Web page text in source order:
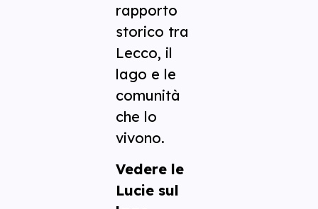
rapporto
storico tra
Lecco, il
lago e le
comunità
che lo
vivono.
Vedere le
Lucie sul